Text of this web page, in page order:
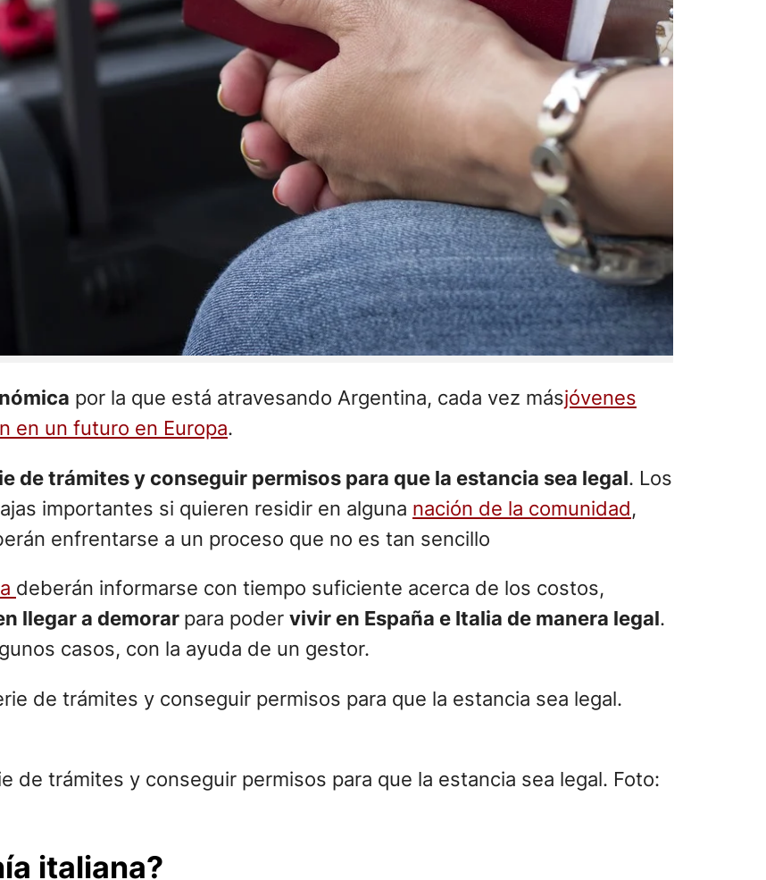
por la que está atravesando Argentina, cada vez másjóvenes
en un futuro en Europa.
de trámites y conseguir permisos para que la estancia sea legal. Los
importantes si quieren residir en alguna nación de la comunidad,
enfrentarse a un proceso que no es tan sencillo
deberán informarse con tiempo suficiente acerca de los costos,
llegar a demorar para poder vivir en España e Italia de manera legal.
casos, con la ayuda de un gestor.
de trámites y conseguir permisos para que la estancia sea legal. Foto:
italiana?